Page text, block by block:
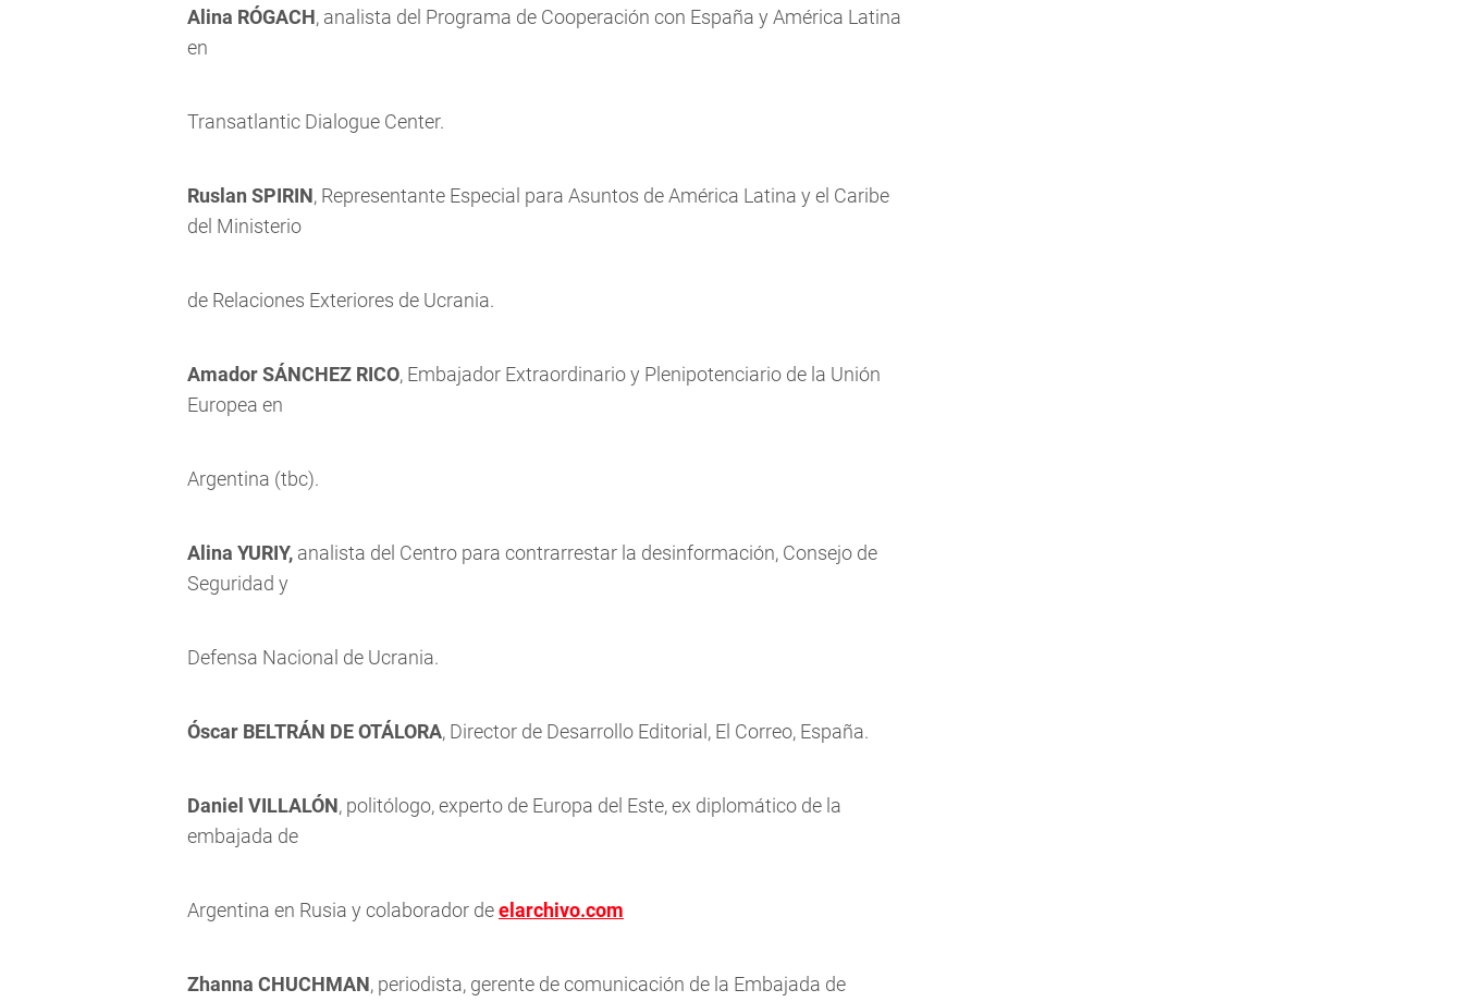
Alina RÓGACH, analista del Programa de Cooperación con España y América Latina
en
Transatlantic Dialogue Center.
Ruslan SPIRIN, Representante Especial para Asuntos de América Latina y el Caribe
del Ministerio
de Relaciones Exteriores de Ucrania.
Amador SÁNCHEZ RICO, Embajador Extraordinario y Plenipotenciario de la Unión
Europea en
Argentina (tbc).
Alina YURIY, analista del Centro para contrarrestar la desinformación, Consejo de
Seguridad y
Defensa Nacional de Ucrania.
Óscar BELTRÁN DE OTÁLORA, Director de Desarrollo Editorial, El Correo, España.
Daniel VILLALÓN, politólogo, experto de Europa del Este, ex diplomático de la
embajada de
Argentina en Rusia y colaborador deelarchivo.com
Zhanna CHUCHMAN, periodista, gerente de comunicación de la Embajada de